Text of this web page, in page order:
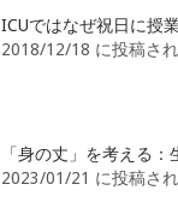
ICUではなぜ祝日に授
2018/12/18 に投稿さ
「身の丈」を考える
2023/01/21 に投稿さ